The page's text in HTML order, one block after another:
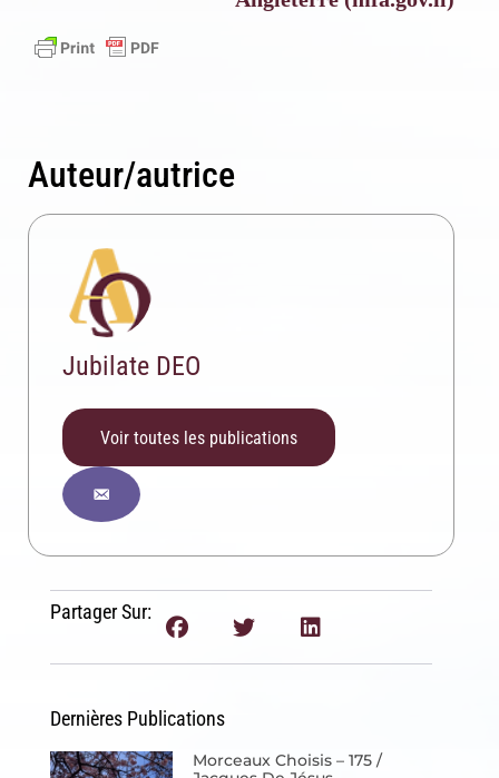
Auteur/autrice
Jubilate DEO
Voir toutes les publications
Partager Sur:
Dernières Publications
Morceaux Choisis – 175 /
Inscription News Letter
Si vous souhaitez recevoir nos dernières actualités,
veuillez indiquer ci-dessous votre adresse mail.
S'inscrire
Se désinscrire